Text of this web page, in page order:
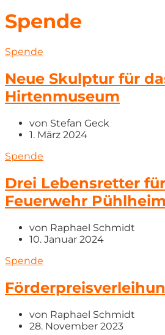
Spende
Spende
Neue Skulptur für
Hirtenmuseum
von Stefan Geck
1. März 2024
Spende
Drei Lebensretter
Feuerwehr Pühlheim
von Raphael Schmidt
10. Januar 2024
Spende
von Raphael Schmidt
28. November 2023